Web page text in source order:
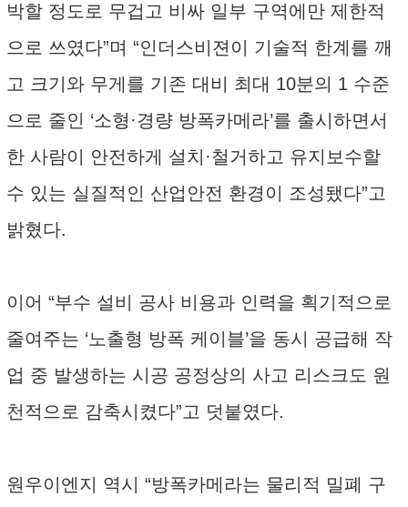
박할 정도로 무겁고 비싸 일부 구역에만 제한적
으로 쓰였다”며 “인더스비젼이 기술적 한계를 깨
고 크기와 무게를 기존 대비 최대 10분의 1 수준
으로 줄인 ‘소형·경량 방폭카메라’를 출시하면서
한 사람이 안전하게 설치·철거하고 유지보수할
수 있는 실질적인 산업안전 환경이 조성됐다”고
밝혔다.
이어 “부수 설비 공사 비용과 인력을 획기적으로
줄여주는 ‘노출형 방폭 케이블’을 동시 공급해 작
업 중 발생하는 시공 공정상의 사고 리스크도 원
천적으로 감축시켰다”고 덧붙였다.
원우이엔지 역시 “방폭카메라는 물리적 밀폐 구